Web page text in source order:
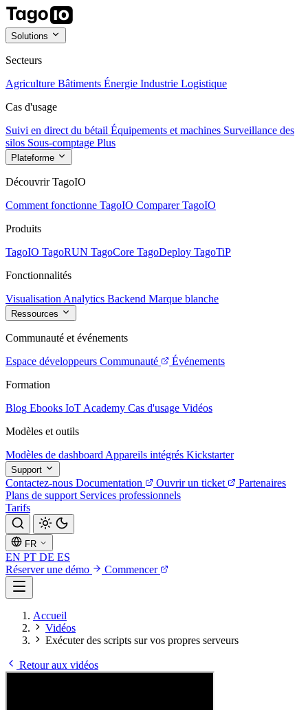
Solutions
Secteurs
Agriculture Bâtiments Énergie Industrie Logistique
Cas d'usage
Suivi en direct du bétail Équipements et machines Surveillance des
silos Sous-comptage Plus
Plateforme
Découvrir TagoIO
Comment fonctionne TagoIO Comparer TagoIO
Produits
TagoIO TagoRUN TagoCore TagoDeploy TagoTiP
Fonctionnalités
Visualisation Analytics Backend Marque blanche
Ressources
Communauté et événements
Espace développeurs Communauté
Événements
Formation
Blog Ebooks IoT Academy Cas d'usage Vidéos
Modèles et outils
Modèles de dashboard Appareils intégrés Kickstarter
Support
Contactez-nous Documentation Ouvrir un ticket
Partenaires
Plans de support Services professionnels
Tarifs
FR
EN PT DE ES
Réserver une démo
Commencer
Accueil
Vidéos
Exécuter des scripts sur vos propres serveurs
Retour aux vidéos